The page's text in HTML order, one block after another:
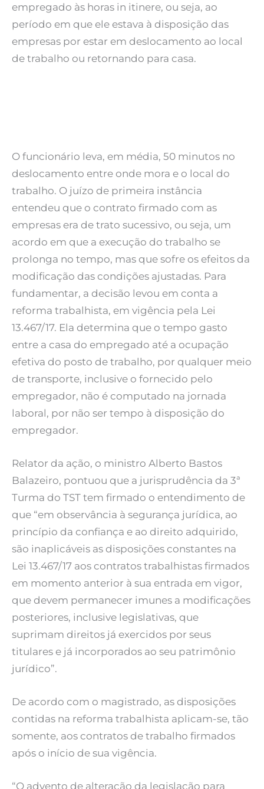
empregado às horas in itinere, ou seja, ao
período em que ele estava à disposição das
empresas por estar em deslocamento ao local
de trabalho ou retornando para casa.
O funcionário leva, em média, 50 minutos no
deslocamento entre onde mora e o local do
trabalho. O juízo de primeira instância
entendeu que o contrato firmado com as
empresas era de trato sucessivo, ou seja, um
acordo em que a execução do trabalho se
prolonga no tempo, mas que sofre os efeitos da
modificação das condições ajustadas. Para
fundamentar, a decisão levou em conta a
reforma trabalhista, em vigência pela Lei
13.467/17. Ela determina que o tempo gasto
entre a casa do empregado até a ocupação
efetiva do posto de trabalho, por qualquer meio
de transporte, inclusive o fornecido pelo
empregador, não é computado na jornada
laboral, por não ser tempo à disposição do
empregador.
Relator da ação, o ministro Alberto Bastos
Balazeiro, pontuou que a jurisprudência da 3ª
Turma do TST tem firmado o entendimento de
que “em observância à segurança jurídica, ao
princípio da confiança e ao direito adquirido,
são inaplicáveis as disposições constantes na
Lei 13.467/17 aos contratos trabalhistas firmados
em momento anterior à sua entrada em vigor,
que devem permanecer imunes a modificações
posteriores, inclusive legislativas, que
suprimam direitos já exercidos por seus
titulares e já incorporados ao seu patrimônio
jurídico”.
De acordo com o magistrado, as disposições
contidas na reforma trabalhista aplicam-se, tão
somente, aos contratos de trabalho firmados
após o início de sua vigência.
“O advento de alteração da legislação para